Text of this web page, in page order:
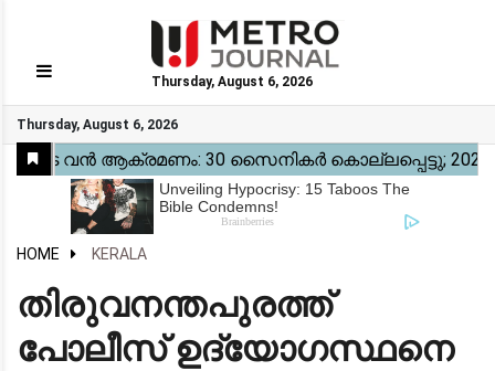
Thursday, August 6, 2026
Thursday, August 6, 2026
GO
Home
Kerala
National
Gulf
World
Sports
Movies
Health
Automobile
Travel
Education
Novel
Business
Technology
Webstory
HOME KERALA
തിരുവനന്തപുരത്ത്
പോലീസ് ഉദ്യോഗസ്ഥനെ